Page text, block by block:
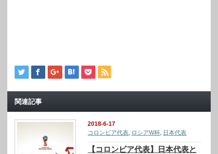
関連記事
2018-6-17
コロンビア代表, ロシアW杯, 日本代表
【コロンビア代表】日本代表と